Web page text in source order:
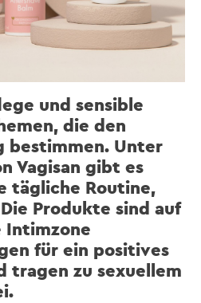
und sensible
die den
bestimmen. Unter
Vagisan gibt es
tägliche Routine,
Produkte sind auf
für ein positives
tragen zu sexuellem